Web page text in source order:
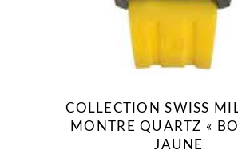
COLLECTION SWISS
MONTRE QUARTZ «
JAUNE